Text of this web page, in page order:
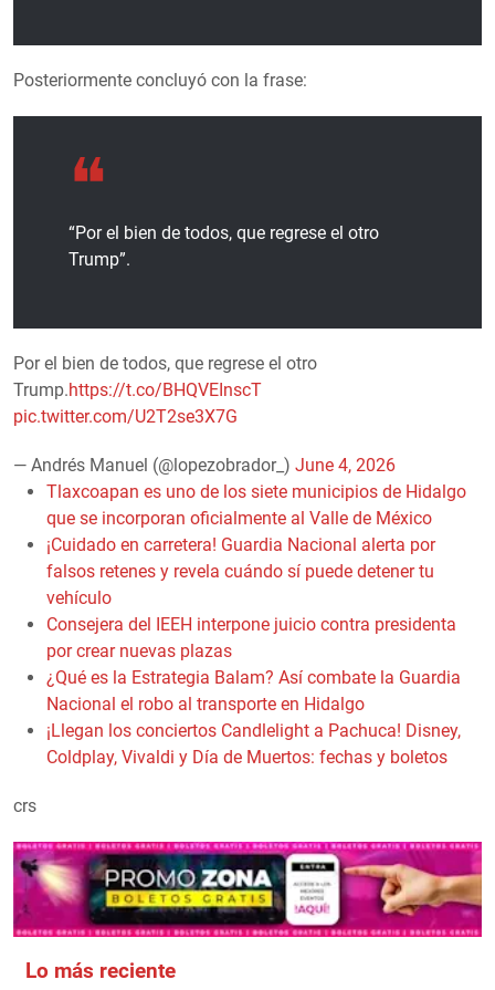
Posteriormente concluyó con la frase:
“Por el bien de todos, que regrese el otro
Trump”.
Por el bien de todos, que regrese el otro
Trump.https://t.co/BHQVEInscT
pic.twitter.com/U2T2se3X7G
— Andrés Manuel (@lopezobrador_) June 4, 2026
Tlaxcoapan es uno de los siete municipios de Hidalgo
que se incorporan oficialmente al Valle de México
¡Cuidado en carretera! Guardia Nacional alerta por
falsos retenes y revela cuándo sí puede detener tu
vehículo
Consejera del IEEH interpone juicio contra presidenta
por crear nuevas plazas
¿Qué es la Estrategia Balam? Así combate la Guardia
Nacional el robo al transporte en Hidalgo
¡Llegan los conciertos Candlelight a Pachuca! Disney,
Coldplay, Vivaldi y Día de Muertos: fechas y boletos
crs
Lo más reciente